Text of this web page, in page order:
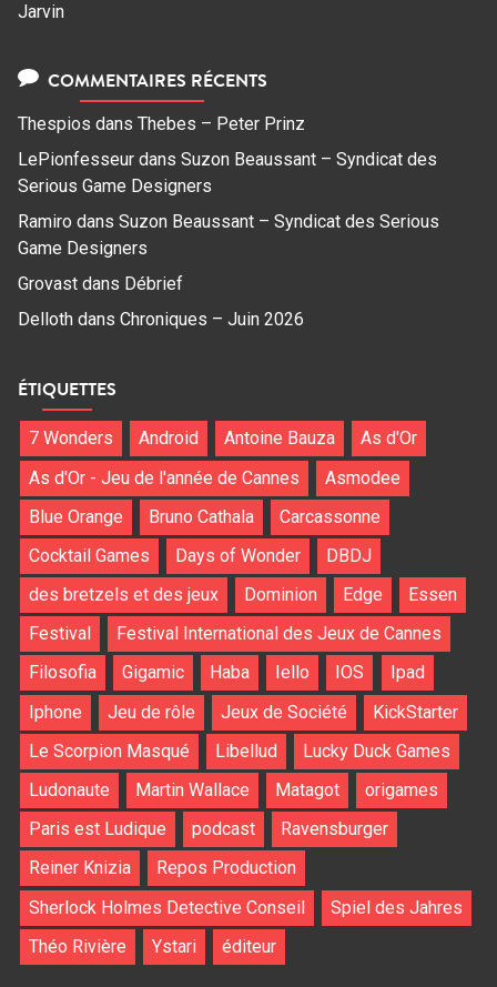
Jarvin
COMMENTAIRES RÉCENTS
Thespios dans Thebes – Peter Prinz
LePionfesseur dans Suzon Beaussant – Syndicat des
Serious Game Designers
Ramiro dans Suzon Beaussant – Syndicat des Serious
Game Designers
Grovast dans Débrief
Delloth dans Chroniques – Juin 2026
ÉTIQUETTES
7 Wonders Android Antoine Bauza
As d'Or
As d'Or - Jeu de l'année de Cannes
Asmodee
Blue Orange
Bruno Cathala
Carcassonne
Cocktail Games
Days of Wonder
DBDJ
des bretzels et des jeux
Dominion Edge
Essen
Festival
Festival International des Jeux de Cannes
Filosofia
Gigamic Haba Iello IOS
Ipad
Iphone
Jeu de rôle Jeux de Société
KickStarter
Le Scorpion Masqué
Libellud
Lucky Duck Games
Ludonaute
Martin Wallace Matagot
origames
Paris est Ludique
podcast
Ravensburger
Reiner Knizia
Repos Production
Sherlock Holmes Detective Conseil
Spiel des Jahres
Théo Rivière
Ystari éditeur